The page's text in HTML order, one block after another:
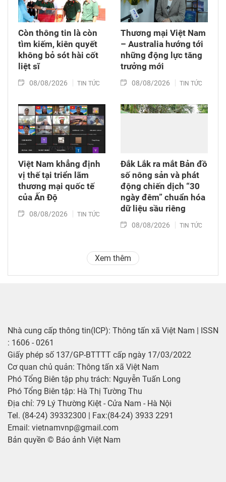
Còn thông tin là còn
tìm kiếm, kiên quyết
không bỏ sót hài cốt
liệt sĩ
08/08/2026 TIN TỨC
Thương mại Việt Nam
– Australia hướng tới
những động lực tăng
trưởng mới
08/08/2026 TIN TỨC
Việt Nam khẳng định
vị thế tại triển lãm
thương mại quốc tế
của Ấn Độ
08/08/2026 TIN TỨC
Đắk Lắk ra mắt Bản đồ
số nông sản và phát
động chiến dịch “30
ngày đêm” chuẩn hóa
dữ liệu sầu riêng
08/08/2026 TIN TỨC
Xem thêm
Nhà cung cấp thông tin(ICP): Thông tấn xã Việt Nam | ISSN
: 1606 - 0261
Giấy phép số 137/GP-BTTTT cấp ngày 17/03/2022
Cơ quan chủ quản: Thông tấn xã Việt Nam
Phó Tổng Biên tập phụ trách: Nguyễn Tuấn Long
Phó Tổng Biên tập: Hà Thị Tường Thu
Địa chỉ: 79 Lý Thường Kiệt - Cửa Nam - Hà Nội
Tel. (84-24) 39332300 | Fax:(84-24) 3933 2291
Email: vietnamvnp@gmail.com
Bản quyền © Báo ảnh Việt Nam